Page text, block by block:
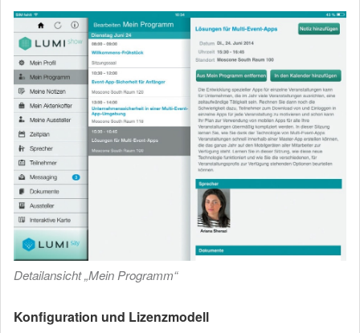
Detailansicht „Mein Programm“
Konfiguration und Lizenzmodell